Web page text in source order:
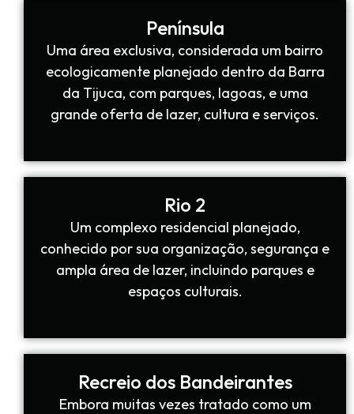
Península
Uma área exclusiva, considerada um bairro
ecologicamente planejado dentro da Barra
da Tijuca, com parques, lagoas, e uma
grande oferta de lazer, cultura e serviços.
Rio 2
Um complexo residencial planejado,
conhecido por sua organização, segurança e
ampla área de lazer, incluindo parques e
espaços culturais.
Recreio dos Bandeirantes
Embora muitas vezes tratado como um